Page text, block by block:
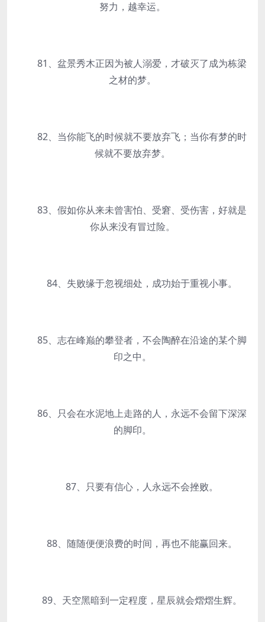
努力，越幸运。
81、盆景秀木正因为被人溺爱，才破灭了成为栋梁
之材的梦。
82、当你能飞的时候就不要放弃飞；当你有梦的时
候就不要放弃梦。
83、假如你从来未曾害怕、受窘、受伤害，好就是
你从来没有冒过险。
84、失败缘于忽视细处，成功始于重视小事。
85、志在峰巅的攀登者，不会陶醉在沿途的某个脚
印之中。
86、只会在水泥地上走路的人，永远不会留下深深
的脚印。
87、只要有信心，人永远不会挫败。
88、随随便便浪费的时间，再也不能赢回来。
89、天空黑暗到一定程度，星辰就会熠熠生辉。